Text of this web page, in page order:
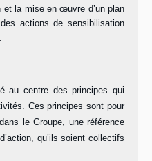
et la mise en œuvre d’un plan
actions de sensibilisation
au centre des principes qui
Ces principes sont pour
le Groupe, une référence
qu’ils soient collectifs